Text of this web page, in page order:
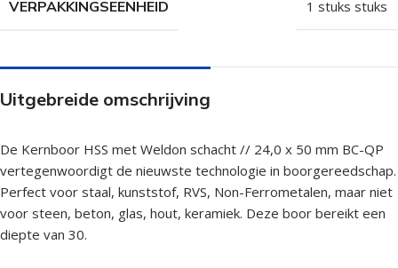
VERPAKKINGSEENHEID 1 stuks stuks
Uitgebreide omschrijving
De Kernboor HSS met Weldon schacht // 24,0 x 50 mm BC-QP
vertegenwoordigt de nieuwste technologie in boorgereedschap.
Perfect voor staal, kunststof, RVS, Non-Ferrometalen, maar niet
voor steen, beton, glas, hout, keramiek. Deze boor bereikt een
diepte van 30.